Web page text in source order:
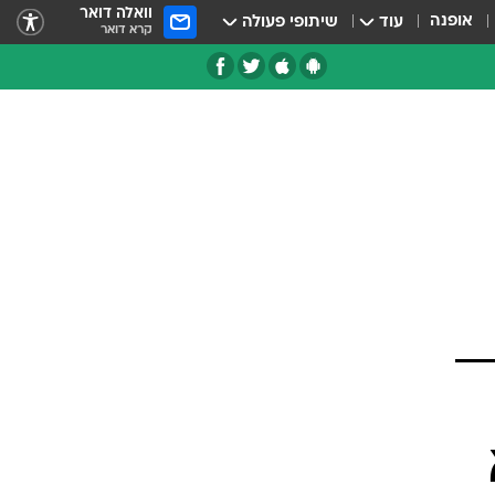
אופנה עוד שיתופי פעולה וואלה דואר
קרא דואר